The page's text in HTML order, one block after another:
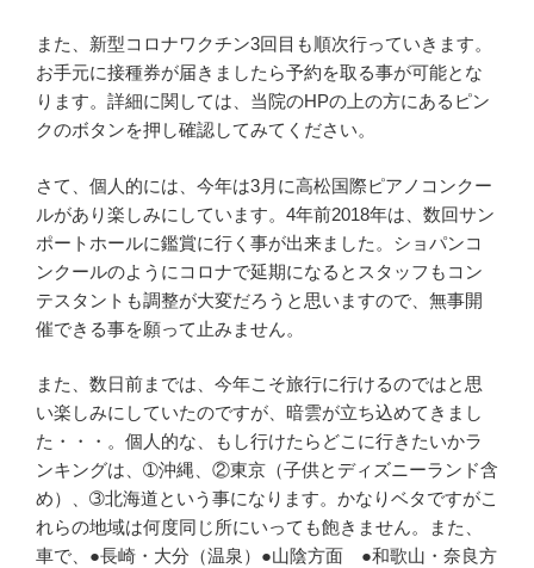
また、新型コロナワクチン3回目も順次行っていきます。
お手元に接種券が届きましたら予約を取る事が可能とな
ります。詳細に関しては、当院のHPの上の方にあるピン
クのボタンを押し確認してみてください。
さて、個人的には、今年は3月に高松国際ピアノコンクー
ルがあり楽しみにしています。4年前2018年は、数回サン
ポートホールに鑑賞に行く事が出来ました。ショパンコ
ンクールのようにコロナで延期になるとスタッフもコン
テスタントも調整が大変だろうと思いますので、無事開
催できる事を願って止みません。
また、数日前までは、今年こそ旅行に行けるのではと思
い楽しみにしていたのですが、暗雲が立ち込めてきまし
た・・・。個人的な、もし行けたらどこに行きたいかラ
ンキングは、➀沖縄、②東京（子供とディズニーランド含
め）、➂北海道という事になります。かなりベタですがこ
れらの地域は何度同じ所にいっても飽きません。また、
車で、●長崎・大分（温泉）●山陰方面 ●和歌山・奈良方